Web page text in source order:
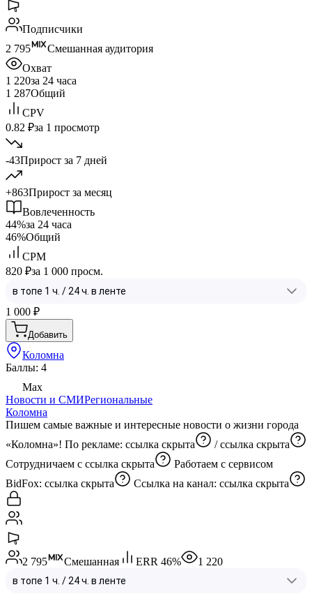
Подписчики
2 795
Смешанная аудитория
Охват
1 220за 24 часа
1 287Общий
CPV
0.82 ₽за 1 просмотр
-43Прирост за 7 дней
+863Прирост за месяц
Вовлеченность
44%за 24 часа
46%Общий
CPM
820 ₽за 1 000 просм.
1 000 ₽
Добавить
Коломна
Баллы: 4
Max
Новости и СМИРегиональные
Коломна
Пишем самые важные и интересные новости о жизни города
«Коломна»! По рекламе: ссылка скрыта /ссылка скрыта
Сотрудничаем с ссылка скрыта
Работаем с сервисом
BidFox: ссылка скрыта Ссылка на канал: ссылка скрыта
2 795 Смешанная ERR 46% 1 220